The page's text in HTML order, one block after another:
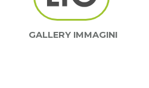
GALLERY IMMAGINI